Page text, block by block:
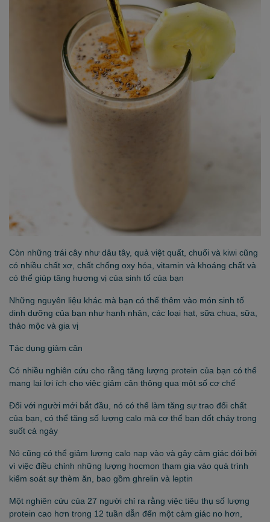
Còn những trái cây như dâu tây, quả việt quất, chuối và kiwi cũng
có nhiều chất xơ, chất chống oxy hóa, vitamin và khoáng chất và
có thể giúp tăng hương vị của sinh tố của bạn
Những nguyên liệu khác mà bạn có thể thêm vào món sinh tố
dinh dưỡng của bạn như hạnh nhân, các loại hạt, sữa chua, sữa,
thảo mộc và gia vị
Tác dụng giảm cân
Có nhiều nghiên cứu cho rằng tăng lượng protein của bạn có thể
mang lại lợi ích cho việc giảm cân thông qua một số cơ chế
Đối với người mới bắt đầu, nó có thể làm tăng sự trao đổi chất
của bạn, có thể tăng số lượng calo mà cơ thể bạn đốt cháy trong
suốt cả ngày
Nó cũng có thể giảm lượng calo nạp vào và gây cảm giác đói bởi
vì việc điều chỉnh những lượng hocmon tham gia vào quá trình
kiểm soát sự thèm ăn, bao gồm ghrelin và leptin
Một nghiên cứu của 27 người chỉ ra rằng việc tiêu thụ số lượng
protein cao hơn trong 12 tuần dẫn đến một cảm giác no hơn,